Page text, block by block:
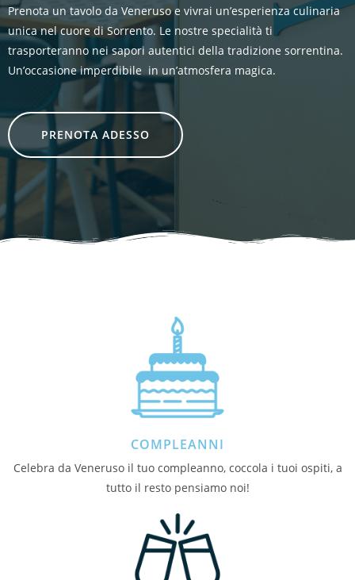
Prenota un tavolo da Veneruso e vivrai un’esperienza culinaria
unica nel cuore di Sorrento. Le nostre specialità ti
trasporteranno nei sapori autentici della tradizione sorrentina.
Un’occasione imperdibile in un’atmosfera magica.
PRENOTA ADESSO
COMPLEANNI
Celebra da Veneruso il tuo compleanno, coccola i tuoi ospiti, a
tutto il resto pensiamo noi!